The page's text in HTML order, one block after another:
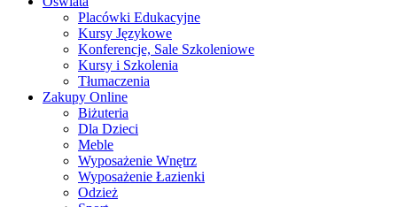
Placówki Edukacyjne
Kursy Językowe
Konferencje, Sale Szkoleniowe
Kursy i Szkolenia
Tłumaczenia
Zakupy Online
Biżuteria
Dla Dzieci
Meble
Wyposażenie Wnętrz
Wyposażenie Łazienki
Odzież